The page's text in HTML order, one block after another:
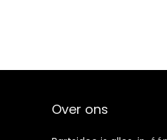
Over ons